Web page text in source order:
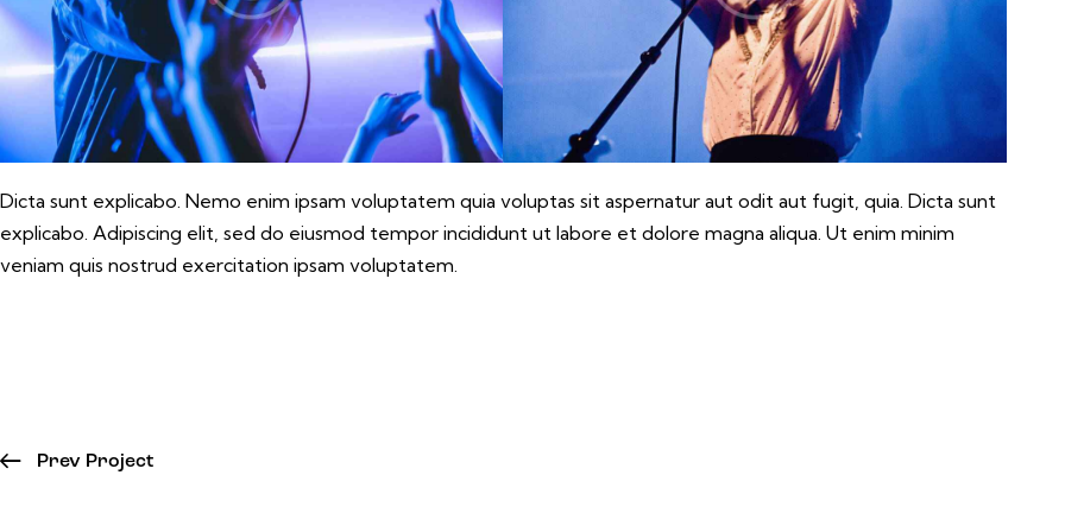
Dicta sunt explicabo. Nemo enim ipsam voluptatem quia voluptas sit aspernatur aut odit aut fugit, quia. Dicta sunt
explicabo. Adipiscing elit, sed do eiusmod tempor incididunt ut labore et dolore magna aliqua. Ut enim minim
veniam quis nostrud exercitation ipsam voluptatem.
Prev Project